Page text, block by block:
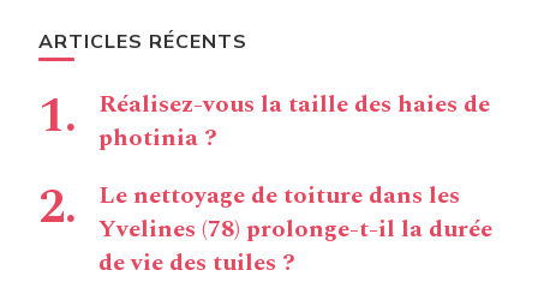
ARTICLES RÉCENTS
Réalisez-vous la taille des haies de
photinia ?
Le nettoyage de toiture dans les
Yvelines (78) prolonge-t-il la durée
de vie des tuiles ?